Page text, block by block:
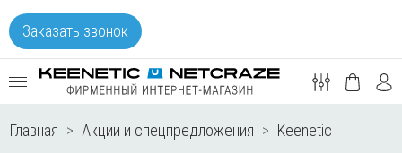
Заказать звонок
Главная Акции и спецпредложения Keenetic